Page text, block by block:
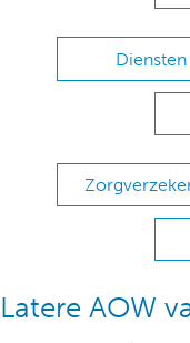
Diensten
Latere AOW